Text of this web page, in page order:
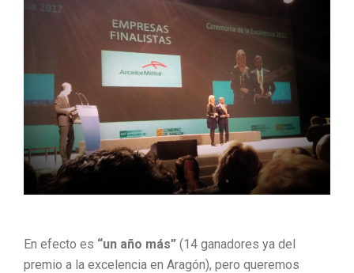
En efecto es “un año más” (14 ganadores ya del
premio a la excelencia en Aragón), pero queremos